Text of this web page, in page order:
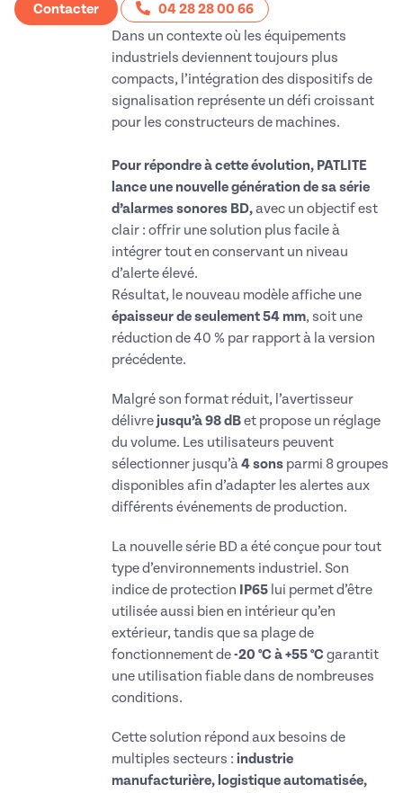
Contacter
04 28 28 00 66
Dans un contexte où les équipements
industriels deviennent toujours plus
compacts, l’intégration des dispositifs de
signalisation représente un défi croissant
pour les constructeurs de machines.
Pour répondre à cette évolution, PATLITE
lance une nouvelle génération de sa série
d’alarmes sonores BD,avec un objectif est
clair : offrir une solution plus facile à
intégrer tout en conservant un niveau
d’alerte élevé.
Résultat, le nouveau modèle affiche une
épaisseur de seulement 54 mm, soit une
réduction de 40 % par rapport à la version
précédente.
Malgré son format réduit, l’avertisseur
délivrejusqu’à 98 dBet propose un réglage
du volume. Les utilisateurs peuvent
sélectionner jusqu’à4 sons parmi 8 groupes
disponibles afin d’adapter les alertes aux
différents événements de production.
La nouvelle série BD a été conçue pour tout
type d’environnements industriel. Son
indice de protection IP65 lui permet d’être
utilisée aussi bien en intérieur qu’en
extérieur, tandis que sa plage de
fonctionnement de-20 °C à +55 °C garantit
une utilisation fiable dans de nombreuses
conditions.
Cette solution répond aux besoins de
multiples secteurs : industrie
manufacturière, logistique automatisée,